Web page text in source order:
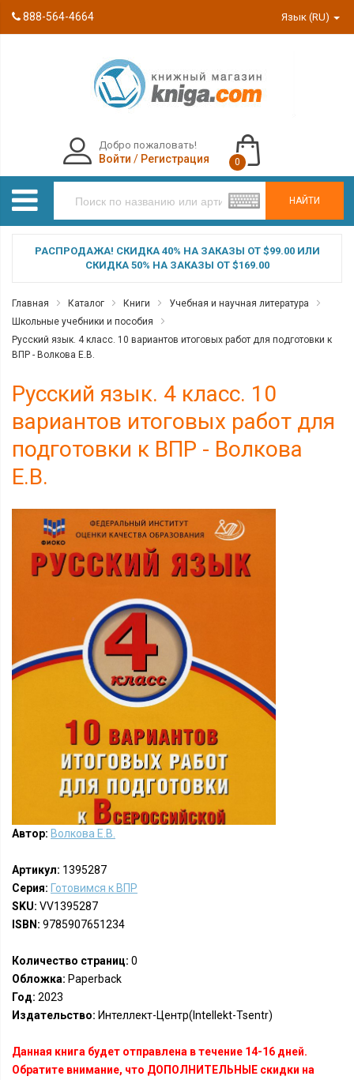
888-564-4664 Язык (RU)
НАЙТИ
Добро пожаловать!
Войти / Регистрация 0
РАСПРОДАЖА! СКИДКА 40% НА ЗАКАЗЫ ОТ $99.00 ИЛИ
СКИДКА 50% НА ЗАКАЗЫ ОТ $169.00
Главная Каталог Книги
Учебная и научная литература
Школьные учебники и пособия
Русский язык. 4 класс. 10 вариантов итоговых работ для подготовки к
ВПР - Волкова Е.В.
Русский язык. 4 класс. 10
вариантов итоговых работ для
подготовки к ВПР - Волкова
Е.В.
Автор: Волкова Е.В.
Артикул: 1395287
Серия: Готовимся к ВПР
SKU: VV1395287
ISBN: 9785907651234
Количество страниц: 0
Обложка: Paperback
Год: 2023
Издательство: Интеллект-Центр(Intellekt-Tsentr)
Данная книга будет отправлена в течение 14-16 дней.
Обратите внимание, что ДОПОЛНИТЕЛЬНЫЕ скидки на